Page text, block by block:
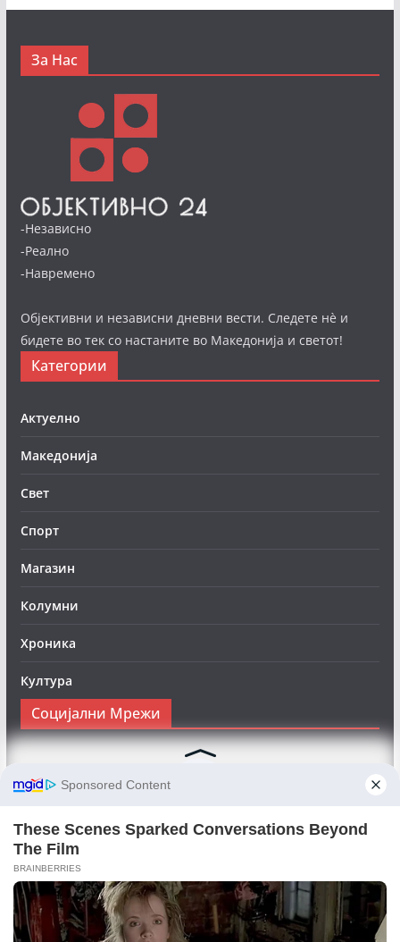
За Нас
-Независно
-Реално
-Навремено
Објективни и независни дневни вести. Следете нè и
бидете во тек со настаните во Македонија и светот!
Категории
Актуелно
Македонија
Свет
Спорт
Магазин
Колумни
Хроника
Култура
Социјални Мрежи
Следете нè на Фејсбук за да сте во тек со најновите